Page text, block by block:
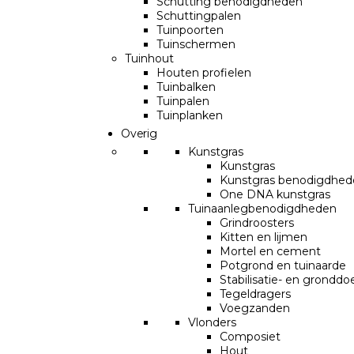
Schuttingpalen
Tuinpoorten
Tuinschermen
Tuinhout
Houten profielen
Tuinbalken
Tuinpalen
Tuinplanken
Overig
Kunstgras
Kunstgras
Kunstgras
One DNA kunstgras
Tuinaanlegbenodigdheden
Grindroosters
Kitten en lijmen
Mortel en cement
Potgrond en tuinaarde
Stabilisatie- en
Tegeldragers
Voegzanden
Vlonders
Composiet
Hout